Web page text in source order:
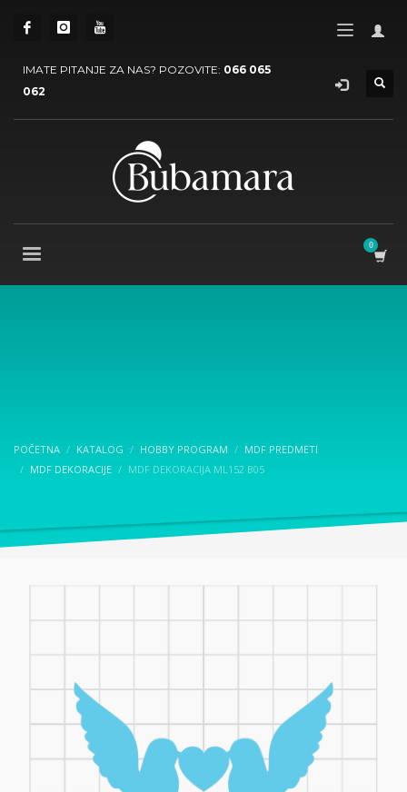
IMATE PITANJE ZA NAS? POZOVITE: 066 065
062
POČETNA KATALOG HOBBY PROGRAM
MDF PREDMETI
MDF DEKORACIJE
MDF DEKORACIJA ML152 B05